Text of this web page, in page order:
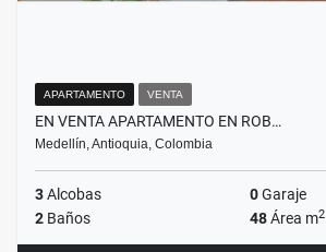
APARTAMENTO VENTA
EN VENTA APARTAMENTO EN ROB…
Medellín, Antioquia, Colombia
3Alcobas 0Garaje
2 Baños 48Área m2